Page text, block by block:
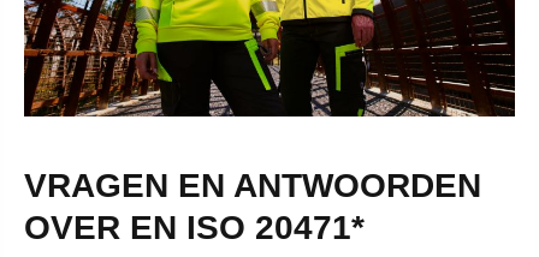
VRAGEN EN ANTWOORDEN
OVER EN ISO 20471*